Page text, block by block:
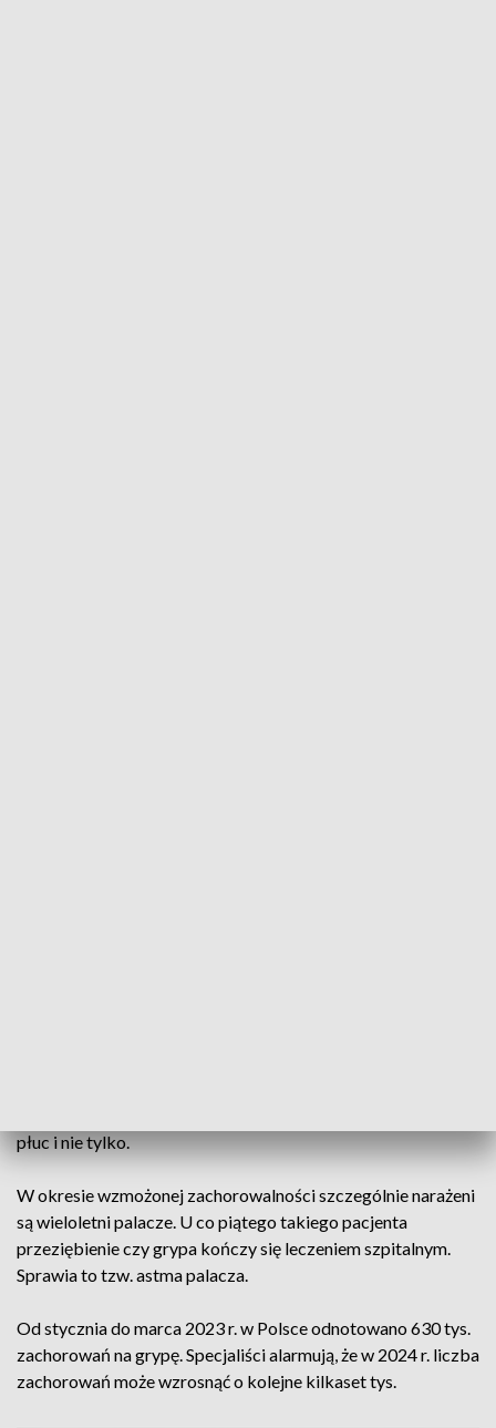
płuc i nie tylko.
W okresie wzmożonej zachorowalności szczególnie narażeni
są wieloletni palacze. U co piątego takiego pacjenta
przeziębienie czy grypa kończy się leczeniem szpitalnym.
Sprawia to tzw. astma palacza.
Od stycznia do marca 2023 r. w Polsce odnotowano 630 tys.
zachorowań na grypę. Specjaliści alarmują, że w 2024 r. liczba
zachorowań może wzrosnąć o kolejne kilkaset tys.